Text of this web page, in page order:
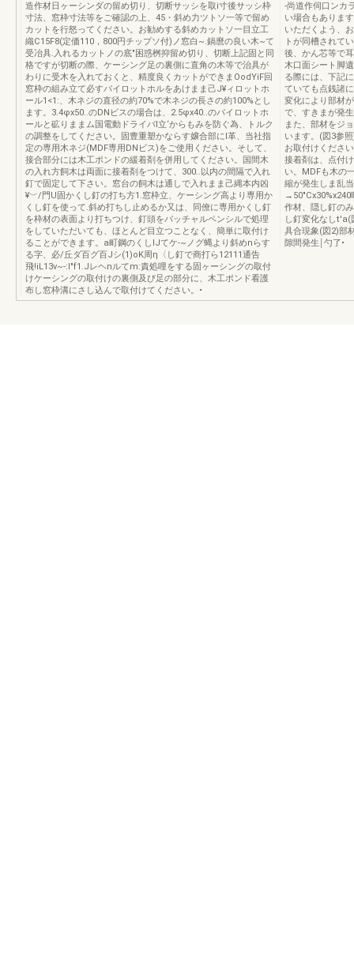
造作材日ヶーシンダの留め切り、切断サッシを取i寸後サッシ枠
寸法、窓枠寸法等をご確認の上、45・斜め力ツトソ一等で留め
カットを行怒ってください。お勧めする斜めカットソ一目立工
織C15F8(定価110，800円チップソ付)ノ窓白~.鍋麿の良い木~て
受冶具.入れるカットノの底"困惑桝抑留め切り、切断上記固と同
格ですが切断の際、ケーシング足の裏側に直角の木等で治具が
わりに受木を入れておくと、精度良くカットができまOodYiF回
窓枠の組み立て必すパイロットホルをあけまま己J¥ィロットホ
ール1<1:、木ネジの直径の約70%で木ネジの長さの約100%とし
ます。3.4φx50..のDNビスの場合は、2.5φx40..のパイロットホ
ールと砿りままム国電動ドライバl立‘からもみを防ぐ為、トルク
の調整をしてください。固豊重塑かならす嬢合部にl革、当社指
定の専用木ネジ(MDF専用DNビス)をご使用ください。そして、
接合部分には木工ポンドの緩着剤を併用してください。国間木
の入れ方飼木は両面に接着剤をつけて、300..以内の間隔で入れ
釘で固定して下さい。窓台の飼木は通しで入れまま己縄本内凶
¥﹀/門U固かくし釘の打ち方1.窓枠立、ケーシング高より専用か
くし釘を使って.斜め打ちし止めるか又は、同僚に専用かくし釘
を枠材の表面より打ちつけ、釘頭をパッチャルペンシルで処理
をしていただいても、ほとんど目立つことなく、簡単に取付け
ることができます。a町鋼のくしIJてケ-~ノグ蝿より斜めnらす
る字、必/丘ダ百グ百Jシ(1)oK周η〈し釘で商打ら12111通告
飛!iL13ν~-:I"f1.Jレヘnルてm:責処哩をする固ヶーシングの取付
けケーシングの取付けの裏側及び足の部分に、木工ポンド看護
布し窓枠溝にさし込んで取付けてください。•
-尚道作伺口ンカ
い場合もありま
いただくよう、
トが同槽されて
後、かん芯等で
木口面シート脚
る際には、下記
ていても点銭諸
変化により部材
で、すきまが発
また、部材をジ
います。(図3参
お取付けくださ
接着剤は、点付
い。MDFも木の
縮が発生しま乱
→50"Cx30%x240
作材、隠し釘の
し釘変化なしt'a(
具合現象(図2)部
隙間発生￨勺了•